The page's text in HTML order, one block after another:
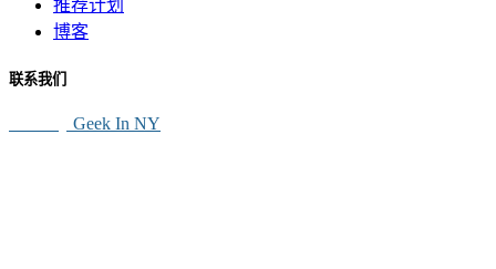
推荐计划
博客
联系我们
Geek In NY